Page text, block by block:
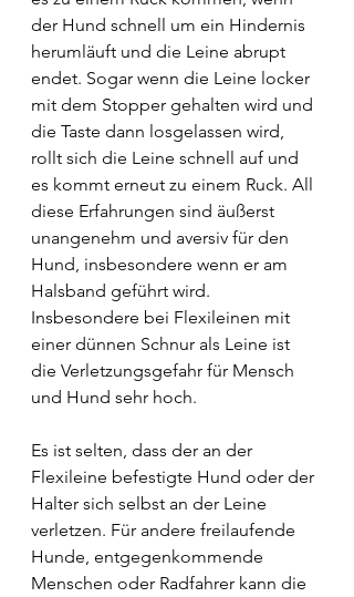
der Hund schnell um ein Hindernis
herumläuft und die Leine abrupt
endet. Sogar wenn die Leine locker
mit dem Stopper gehalten wird und
die Taste dann losgelassen wird,
rollt sich die Leine schnell auf und
es kommt erneut zu einem Ruck. All
diese Erfahrungen sind äußerst
unangenehm und aversiv für den
Hund, insbesondere wenn er am
Halsband geführt wird.
Insbesondere bei Flexileinen mit
einer dünnen Schnur als Leine ist
die Verletzungsgefahr für Mensch
und Hund sehr hoch.
Es ist selten, dass der an der
Flexileine befestigte Hund oder der
Halter sich selbst an der Leine
verletzen. Für andere freilaufende
Hunde, entgegenkommende
Menschen oder Radfahrer kann die